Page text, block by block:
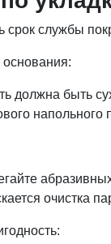
срок службы
должна быть
очистка